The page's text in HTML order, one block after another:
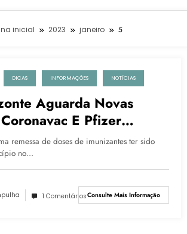
inicial 2023 janeiro 5
DICAS INFORMAÇÕES NOTÍCIAS
Aguarda Novas
E Pfizer
remessa de doses de imunizantes ter sido
no…
1 ComentáriosConsulte Mais Informação